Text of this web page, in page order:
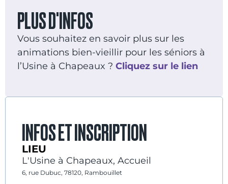
PLUS D'INFOS
Vous souhaitez en savoir plus sur les
animations bien-vieillir pour les séniors à
l’Usine à Chapeaux ? Cliquez sur le lien
INFOS ET INSCRIPTION
LIEU
L'Usine à Chapeaux, Accueil
6, rue Dubuc, 78120, Rambouillet